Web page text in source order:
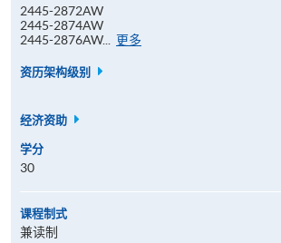
2445-2872AW
2445-2874AW
2445-2876AW...
更多
资历架构级别
经济资助
学分
30
课程制式
兼读制